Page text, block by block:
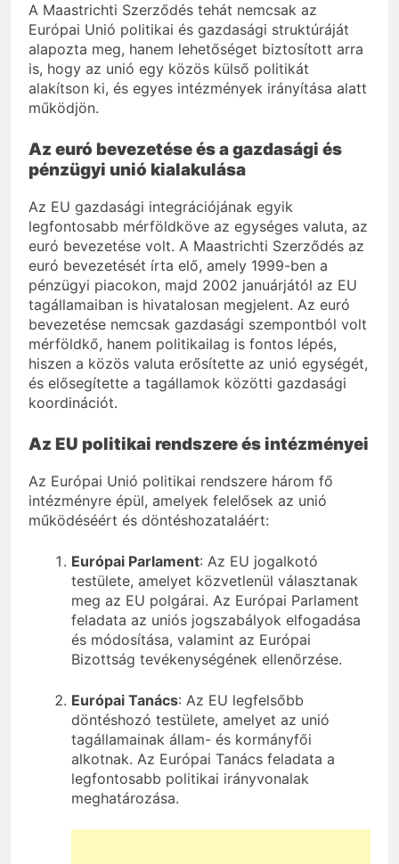
A Maastrichti Szerződés tehát nemcsak az
Európai Unió politikai és gazdasági struktúráját
alapozta meg, hanem lehetőséget biztosított arra
is, hogy az unió egy közös külső politikát
alakítson ki, és egyes intézmények irányítása alatt
működjön.
Az euró bevezetése és a gazdasági és
pénzügyi unió kialakulása
Az EU gazdasági integrációjának egyik
legfontosabb mérföldköve az egységes valuta, az
euró bevezetése volt. A Maastrichti Szerződés az
euró bevezetését írta elő, amely 1999-ben a
pénzügyi piacokon, majd 2002 januárjától az EU
tagállamaiban is hivatalosan megjelent. Az euró
bevezetése nemcsak gazdasági szempontból volt
mérföldkő, hanem politikailag is fontos lépés,
hiszen a közös valuta erősítette az unió egységét,
és elősegítette a tagállamok közötti gazdasági
koordinációt.
Az EU politikai rendszere és intézményei
Az Európai Unió politikai rendszere három fő
intézményre épül, amelyek felelősek az unió
működéséért és döntéshozataláért:
Európai Parlament: Az EU jogalkotó
testülete, amelyet közvetlenül választanak
meg az EU polgárai. Az Európai Parlament
feladata az uniós jogszabályok elfogadása
és módosítása, valamint az Európai
Bizottság tevékenységének ellenőrzése.
Európai Tanács: Az EU legfelsőbb
döntéshozó testülete, amelyet az unió
tagállamainak állam- és kormányfői
alkotnak. Az Európai Tanács feladata a
legfontosabb politikai irányvonalak
meghatározása.